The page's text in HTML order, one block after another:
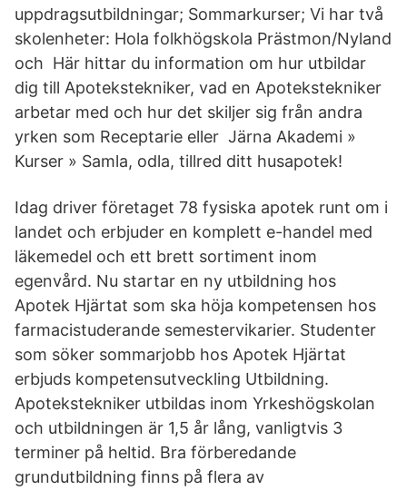
uppdragsutbildningar; Sommarkurser; Vi har två
skolenheter: Hola folkhögskola Prästmon/Nyland
och Här hittar du information om hur utbildar
dig till Apotekstekniker, vad en Apotekstekniker
arbetar med och hur det skiljer sig från andra
yrken som Receptarie eller Järna Akademi »
Kurser » Samla, odla, tillred ditt husapotek!
Idag driver företaget 78 fysiska apotek runt om i
landet och erbjuder en komplett e-handel med
läkemedel och ett brett sortiment inom
egenvård. Nu startar en ny utbildning hos
Apotek Hjärtat som ska höja kompetensen hos
farmacistuderande semestervikarier. Studenter
som söker sommarjobb hos Apotek Hjärtat
erbjuds kompetensutveckling Utbildning.
Apotekstekniker utbildas inom Yrkeshögskolan
och utbildningen är 1,5 år lång, vanligtvis 3
terminer på heltid. Bra förberedande
grundutbildning finns på flera av